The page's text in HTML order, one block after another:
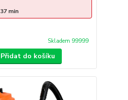
Skladem 99999
37 min
Přidat do košíku